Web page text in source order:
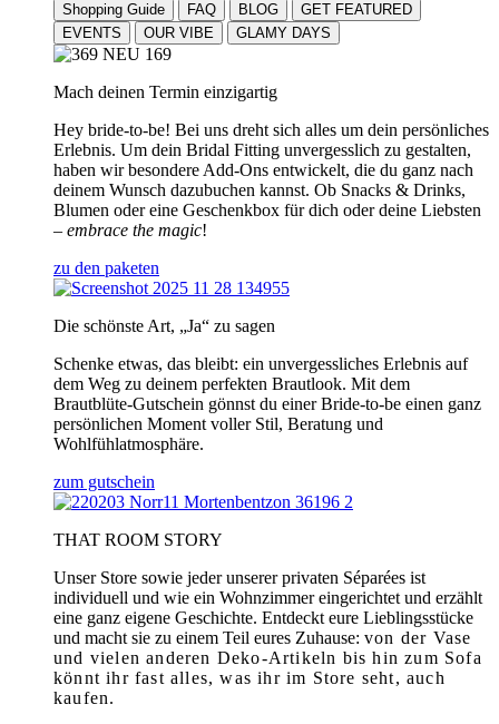
Shopping Guide
FAQ BLOG
GET FEATURED
EVENTS
OUR VIBE GLAMY DAYS
Mach deinen Termin einzigartig
Hey bride-to-be! Bei uns dreht sich alles um dein persönliches
Erlebnis. Um dein Bridal Fitting unvergesslich zu gestalten,
haben wir besondere Add-Ons entwickelt, die du ganz nach
deinem Wunsch dazubuchen kannst. Ob Snacks & Drinks,
Blumen oder eine Geschenkbox für dich oder deine Liebsten
– embrace the magic!
zu den paketen
Die schönste Art, „Ja“ zu sagen
Schenke etwas, das bleibt: ein unvergessliches Erlebnis auf
dem Weg zu deinem perfekten Brautlook. Mit dem
Brautblüte-Gutschein gönnst du einer Bride-to-be einen ganz
persönlichen Moment voller Stil, Beratung und
Wohlfühlatmosphäre.
zum gutschein
THAT ROOM STORY
Unser Store sowie jeder unserer privaten Séparées ist
individuell und wie ein Wohnzimmer eingerichtet und erzählt
eine ganz eigene Geschichte. Entdeckt eure Lieblingsstücke
und macht sie zu einem Teil eures Zuhause: von der Vase
und vielen anderen Deko-Artikeln bis hin zum Sofa
könnt ihr fast alles, was ihr im Store seht, auch
kaufen.